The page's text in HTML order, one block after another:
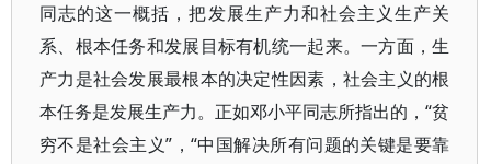
同志的这一概括，把发展生产力和社会主义生产关
系、根本任务和发展目标有机统一起来。一方面，生
产力是社会发展最根本的决定性因素，社会主义的根
本任务是发展生产力。正如邓小平同志所指出的，“贫
穷不是社会主义”，“中国解决所有问题的关键是要靠